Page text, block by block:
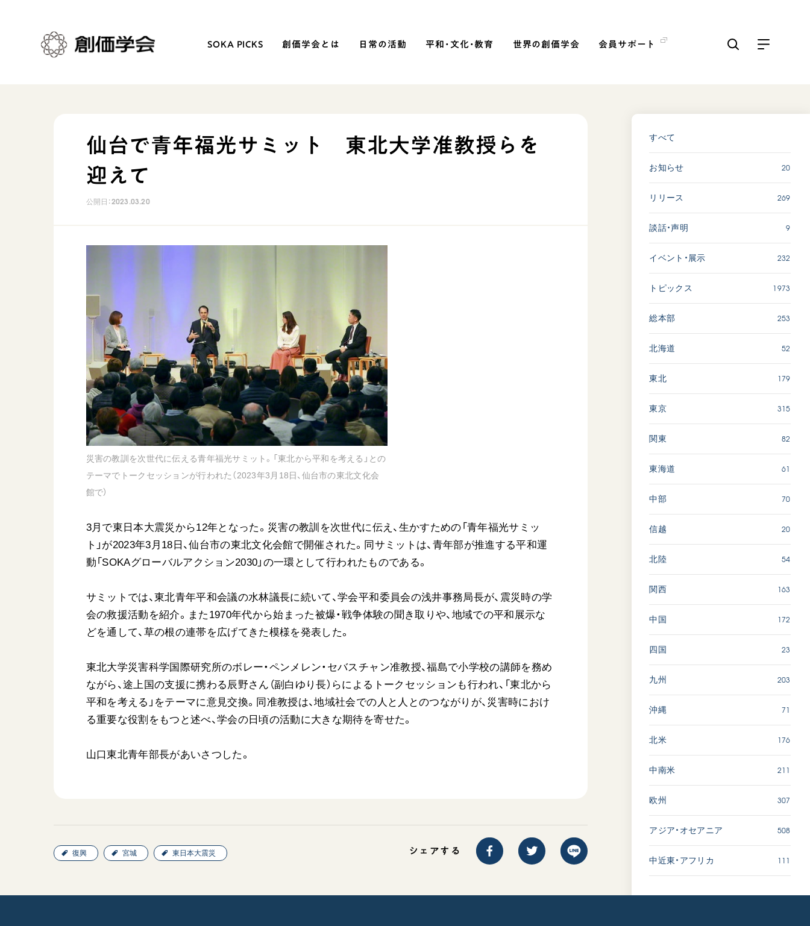
SOKA PICKS 創価学会とは 日常の活動 平和・文化・教育 世界の創価学会 会員サポート
自他共の幸福
日蓮大聖人の仏法（教学入門）
創価学会の三代会長
初代会長・牧口常三郎先生
第2代会長・戸田城聖先生
第3代会長・池田大作先生
学会永遠の五指針
主な行事
「平和の文化」を構築
取り組み
教育本部の活動
図書贈呈
世界の創価学会
各国ウェブサイト
基本情報
会員サポート
＜関連リンク＞
創価学会総本部
墓地公園・納骨堂
聖教電子版
聖教ブックストア
SGIピースサイト
ご意見
「三つの花ことば」 関西吹
奏楽団
2026.07.31
動画
「ペンタトニック・ファン
2026.07.17
文化
動画
2026.07.03
文化
動画
仙台で青年福光サミット 東北大学准教授らを
迎えて
公開日：2023.03.20
災害の教訓を次世代に伝える青年福光サミット。「東北から平和を考える」との
テーマでトークセッションが行われた（2023年3月18日、仙台市の東北文化会
館で）
3月で東日本大震災から12年となった。災害の教訓を次世代に伝え、生かすための「青年福光サミッ
ト」が2023年3月18日、仙台市の東北文化会館で開催された。同サミットは、青年部が推進する平和運
動「SOKAグローバルアクション2030」の一環として行われたものである。
サミットでは、東北青年平和会議の水林議長に続いて、学会平和委員会の浅井事務局長が、震災時の学
会の救援活動を紹介。また1970年代から始まった被爆・戦争体験の聞き取りや、地域での平和展示な
どを通して、草の根の連帯を広げてきた模様を発表した。
東北大学災害科学国際研究所のボレー・ペンメレン・セバスチャン准教授、福島で小学校の講師を務め
ながら、途上国の支援に携わる辰野さん（副白ゆり長）らによるトークセッションも行われ、「東北から
平和を考える」をテーマに意見交換。同准教授は、地域社会での人と人とのつながりが、災害時におけ
る重要な役割をもつと述べ、学会の日頃の活動に大きな期待を寄せた。
山口東北青年部長があいさつした。
復興 宮城 東日本大震災 シェアする
すべて
お知らせ 20
リリース 269
談話・声明 9
イベント・展示 232
トピックス 1973
総本部 253
北海道 52
東北 179
東京 315
関東 82
東海道 61
中部 70
信越 20
北陸 54
関西 163
中国 172
四国 23
九州 203
沖縄 71
北米 176
中南米 211
欧州 307
アジア・オセアニア 508
中近東・アフリカ 111